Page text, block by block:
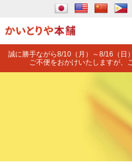
誠に勝手ながら8/10（月）～8/16（日
ご不便をおかけいたしますが、